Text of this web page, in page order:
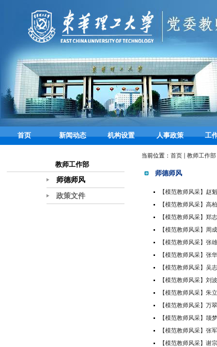
首页 新闻动态 机构设置 人事政策 工
教师工作部
师德师风
政策文件
当前位置： 首页 教师工作部
师德师风
【模范教师风采】赵
【模范教师风采】高
【模范教师风采】郑
【模范教师风采】周
【模范教师风采】张
【模范教师风采】张
【模范教师风采】吴
【模范教师风采】刘
【模范教师风采】朱
【模范教师风采】万
【模范教师风采】颉
【模范教师风采】张
【模范教师风采】谢